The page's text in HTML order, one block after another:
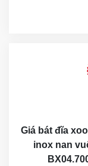
Giá bát đĩa
inox nan